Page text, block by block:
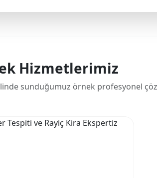
Hizmetlerimiz
sunduğumuz örnek profesyonel